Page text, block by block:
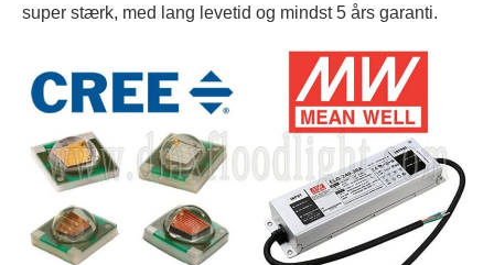
super stærk, med lang levetid og mindst 5 års garanti.